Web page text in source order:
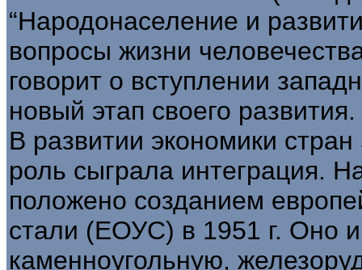
“Народонаселение и
вопросы жизни
говорит о вступлении
новый этап своего развития.
В развитии экономики
роль сыграла интеграция.
положено созданием
стали (ЕОУС) в 1951 г. Оно
каменноугольную,